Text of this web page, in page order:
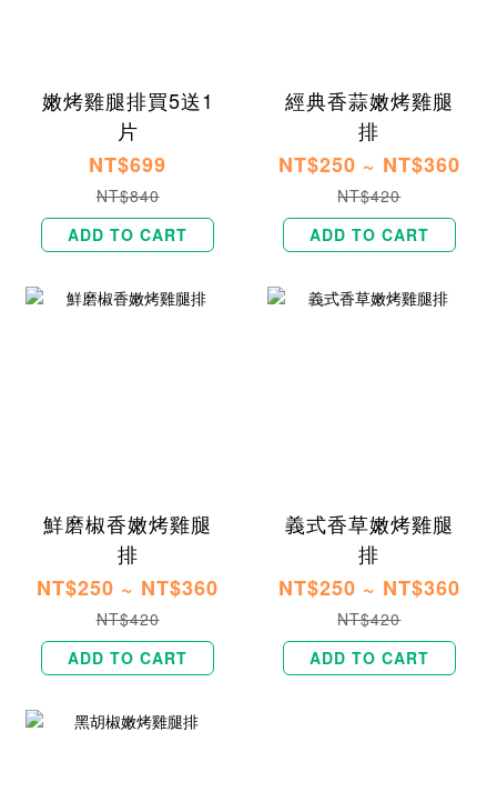
嫩烤雞腿排買5送1
片
NT$699
NT$840
ADD TO CART
經典香蒜嫩烤雞腿
排
NT$250 ~ NT$360
NT$420
ADD TO CART
鮮磨椒香嫩烤雞腿
排
NT$250 ~ NT$360
NT$420
ADD TO CART
義式香草嫩烤雞腿
排
NT$250 ~ NT$360
NT$420
ADD TO CART